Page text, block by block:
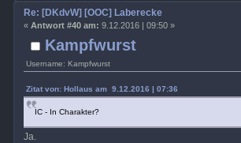
Kampfwurst
Username: Kampfwurst
Re: [DKdvW] [OOC] Laberecke
« Antwort #40 am: 9.12.2016 | 09:50 »
Zitat von: Hollaus am 9.12.2016 | 07:36
IC - In Charakter?
Ja.